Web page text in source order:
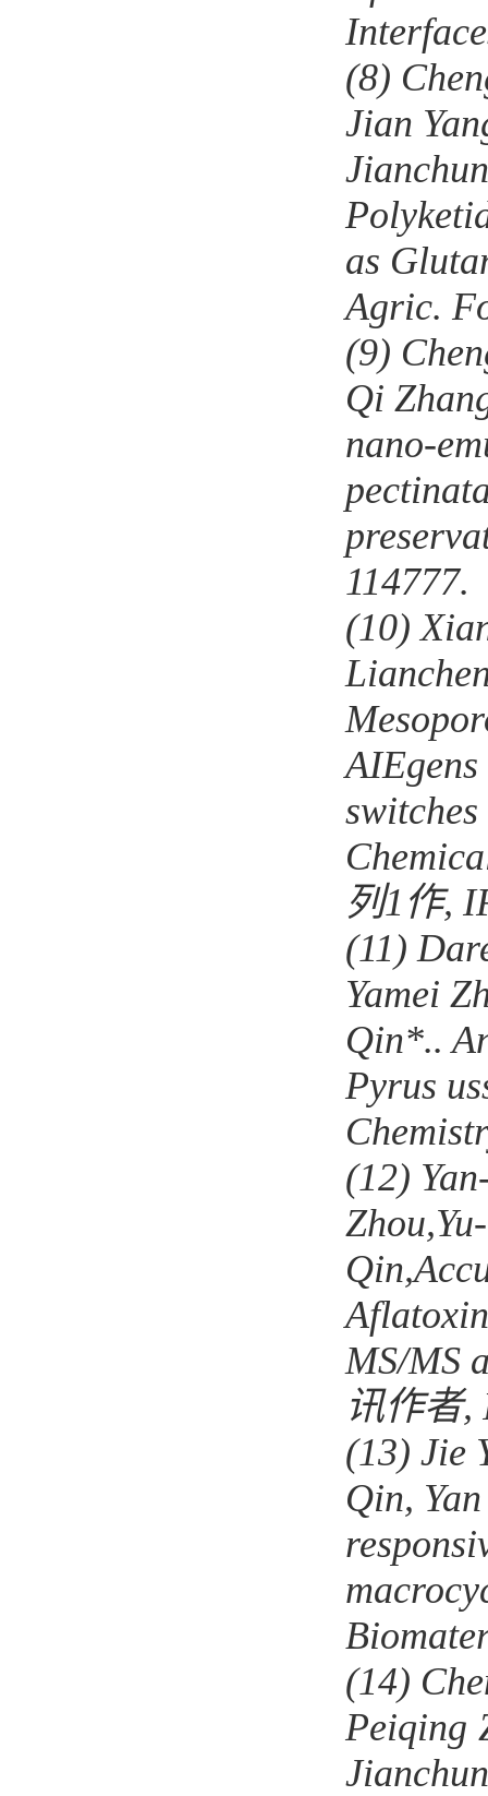
(8)
Jian
as
Agric.
(9)
Qi
nano-
114777.
(10)
AIEgens
列1 作,
(11)
Yamei
Qin*..
Pyrus
(12)
Zhou,
Qin,
MS/MS
讯作者,
(13) Jie
Qin,
(14)
Peiqing
Jianchun